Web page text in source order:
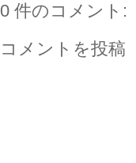
0 件のコメント:
コメントを投稿